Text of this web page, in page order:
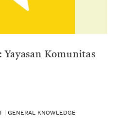
Yayasan Komunitas
GENERAL KNOWLEDGE